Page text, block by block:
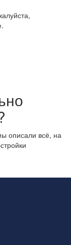
описали всё, на